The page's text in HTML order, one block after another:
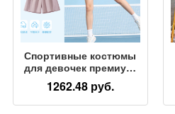
Спортивные костюмы
для девочек премиум-
класса Mingchuang,
новинка 2026 года,
летняя
1262.48 руб.